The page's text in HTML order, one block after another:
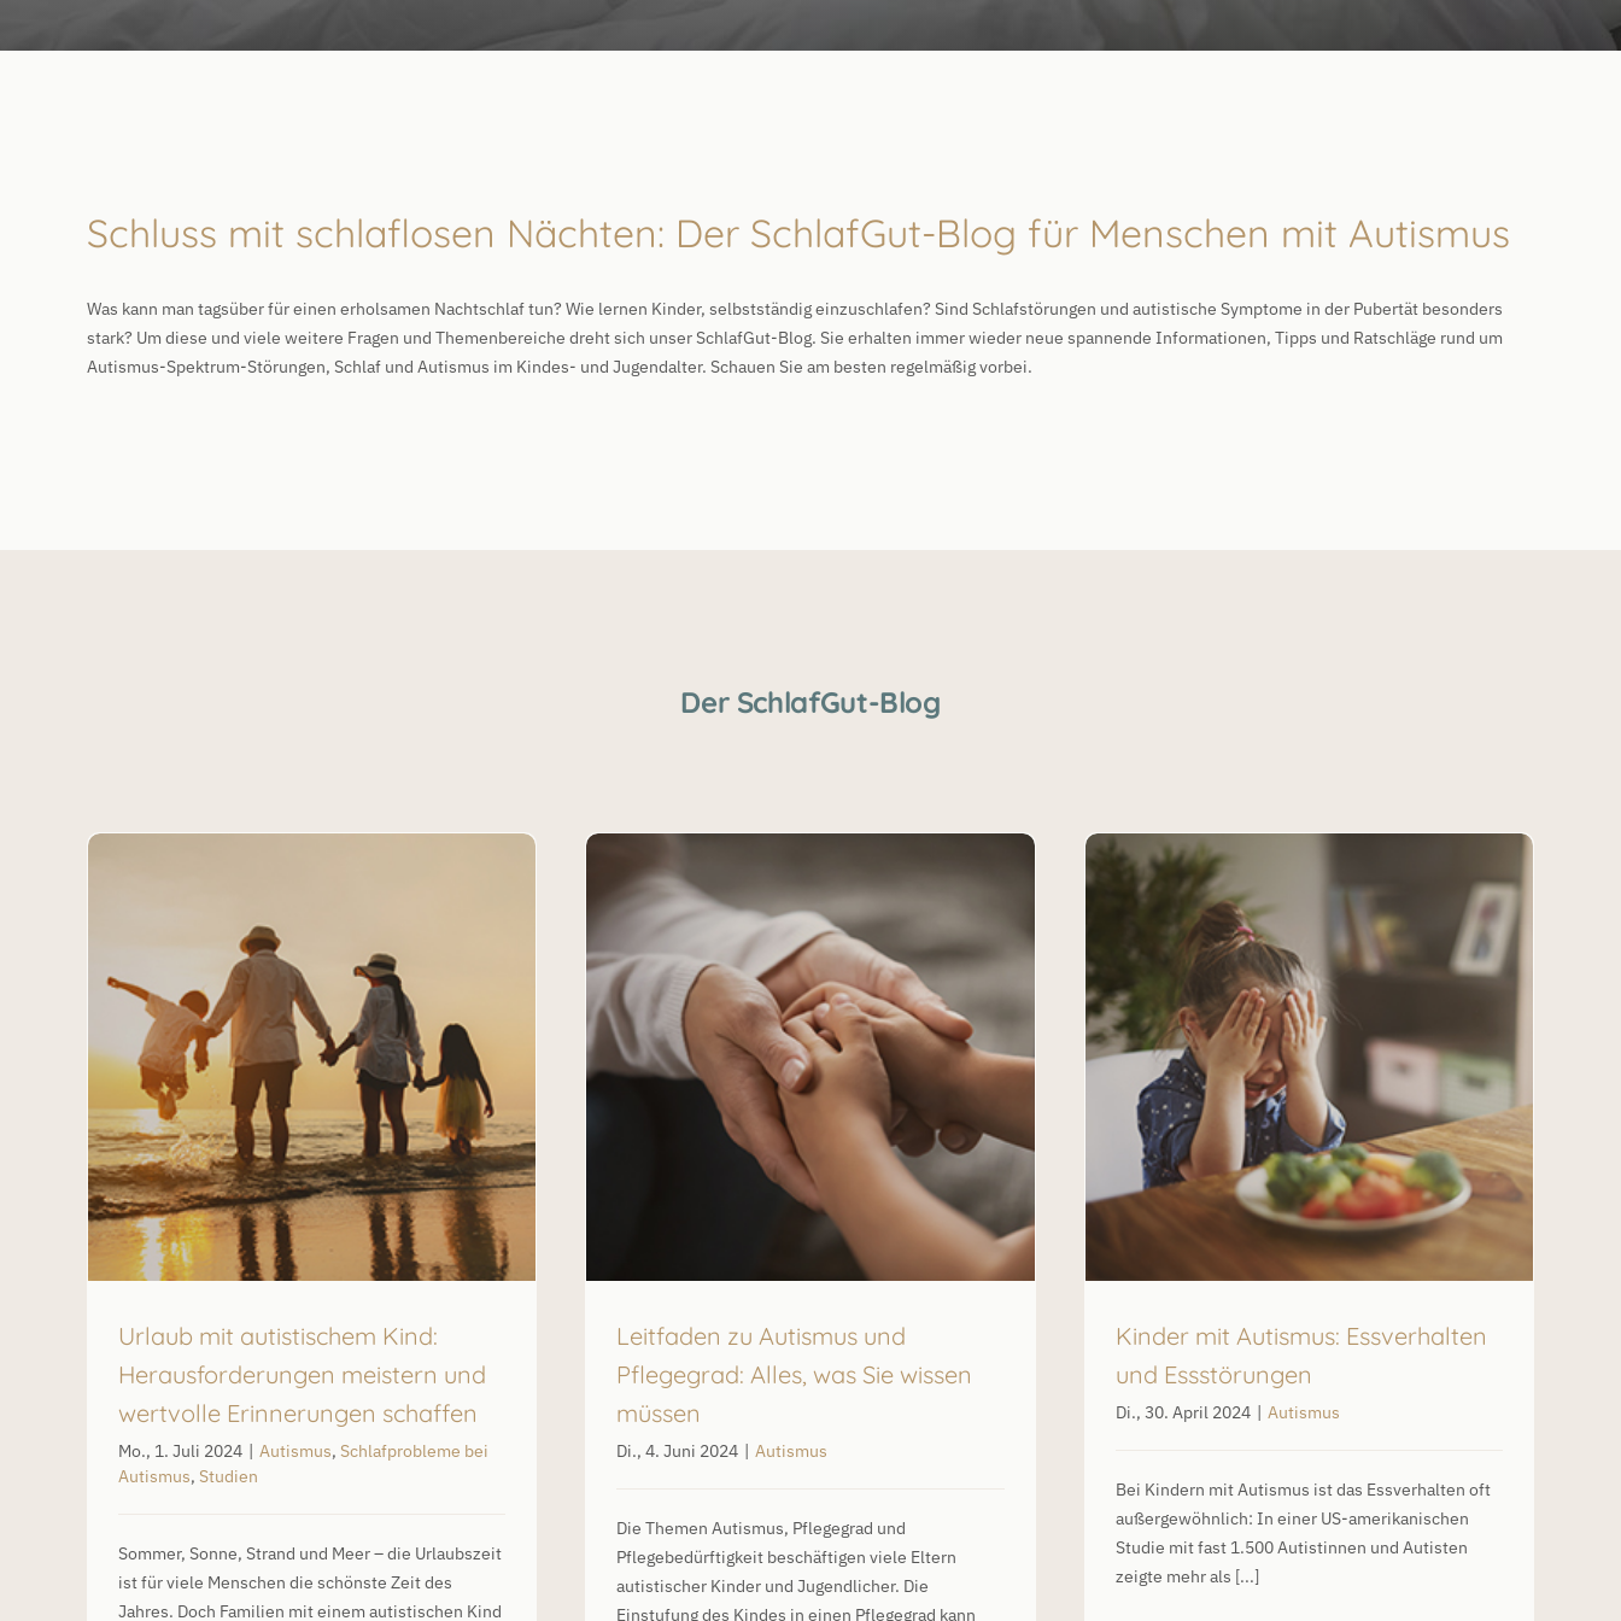
Schluss mit schlaflosen Nächten: Der SchlafGut-Blog für Menschen mit Autismus
Was kann man tagsüber für einen erholsamen Nachtschlaf tun? Wie lernen Kinder, selbstständig einzuschlafen? Sind Schlafstörungen und autistische Symptome in der Pubertät besonders
stark? Um diese und viele weitere Fragen und Themenbereiche dreht sich unser SchlafGut-Blog. Sie erhalten immer wieder neue spannende Informationen, Tipps und Ratschläge rund um
Autismus-Spektrum-Störungen, Schlaf und Autismus im Kindes- und Jugendalter. Schauen Sie am besten regelmäßig vorbei.
Der SchlafGut-Blog
Urlaub mit autistischem Kind:
Herausforderungen meistern und
wertvolle Erinnerungen schaffen
Mo., 1. Juli 2024 Autismus, Schlafprobleme bei
Autismus, Studien
Sommer, Sonne, Strand und Meer – die Urlaubszeit
ist für viele Menschen die schönste Zeit des
Jahres. Doch Familien mit einem autistischen Kind
Leitfaden zu Autismus und Pflegegrad: Alles, was
Sie wissen müssen
Autismus
Leitfaden zu Autismus und
Pflegegrad: Alles, was Sie wissen
müssen
Di., 4. Juni 2024 Autismus
Die Themen Autismus, Pflegegrad und
Pflegebedürftigkeit beschäftigen viele Eltern
autistischer Kinder und Jugendlicher. Die
Einstufung des Kindes in einen Pflegegrad kann
Kinder mit Autismus: Essverhalten und
Essstörungen
Autismus
Kinder mit Autismus: Essverhalten
und Essstörungen
Di., 30. April 2024 Autismus
Bei Kindern mit Autismus ist das Essverhalten oft
außergewöhnlich: In einer US-amerikanischen
Studie mit fast 1.500 Autistinnen und Autisten
zeigte mehr als [...]